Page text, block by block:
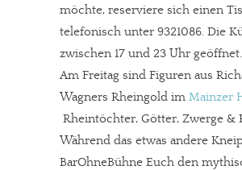
möchte, reserviere sich einen
telefonisch unter 9321086. Die
zwischen 17 und 23 Uhr geöffnet.
Am Freitag sind Figuren aus
Wagners Rheingold im Mainzer
 Rheintöchter, Götter, Zwerge &
Während das etwas andere
BarOhneBühne Euch den